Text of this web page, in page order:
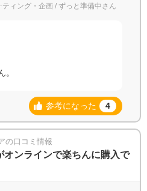
ィング・企画 / ずっと準備中さん
。
参考になった 4
の口コミ情報
オンラインで楽ちんに購入で